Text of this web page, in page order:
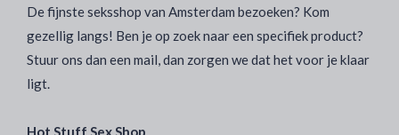
De fijnste seksshop van Amsterdam bezoeken? Kom
gezellig langs! Ben je op zoek naar een specifiek product?
Stuur ons dan een mail, dan zorgen we dat het voor je klaar
ligt.
Hot Stuff Sex Shop